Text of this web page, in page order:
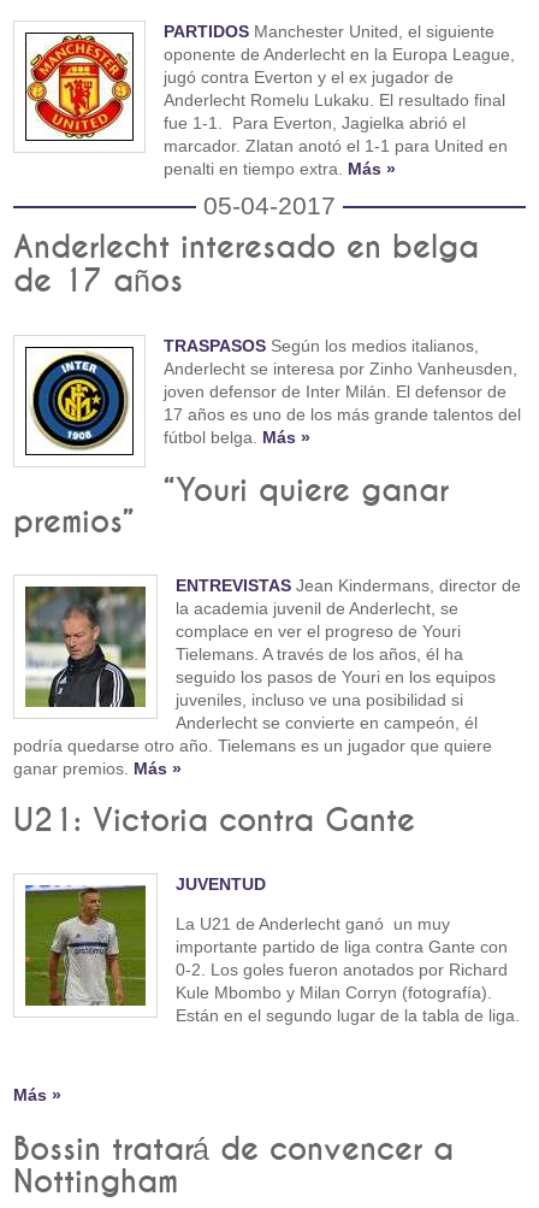
PARTIDOS Manchester United, el siguiente
oponente de Anderlecht en la Europa League,
jugó contra Everton y el ex jugador de
Anderlecht Romelu Lukaku. El resultado final
fue 1-1. Para Everton, Jagielka abrió el
marcador. Zlatan anotó el 1-1 para United en
penalti en tiempo extra. Más »
05-04-2017
Anderlecht interesado en belga
de 17 años
TRASPASOS Según los medios italianos,
Anderlecht se interesa por Zinho Vanheusden,
joven defensor de Inter Milán. El defensor de
17 años es uno de los más grande talentos del
fútbol belga. Más »
“Youri quiere ganar
premios”
ENTREVISTAS Jean Kindermans, director de
la academia juvenil de Anderlecht, se
complace en ver el progreso de Youri
Tielemans. A través de los años, él ha
seguido los pasos de Youri en los equipos
juveniles, incluso ve una posibilidad si
Anderlecht se convierte en campeón, él
podría quedarse otro año. Tielemans es un jugador que quiere
ganar premios. Más »
U21: Victoria contra Gante
JUVENTUD
La U21 de Anderlecht ganó un muy
importante partido de liga contra Gante con
0-2. Los goles fueron anotados por Richard
Kule Mbombo y Milan Corryn (fotografía).
Están en el segundo lugar de la tabla de liga.
Más »
Bossin tratará de convencer a
Nottingham